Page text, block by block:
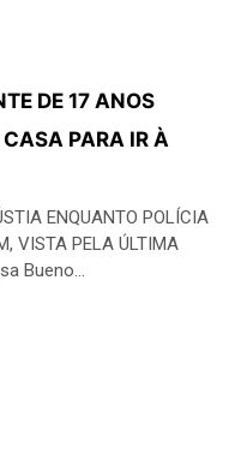
DE 17 ANOS
CASA PARA IR À
ENQUANTO POLÍCIA
VISTA PELA ÚLTIMA
Bueno...